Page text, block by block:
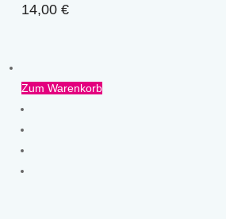
14,00€
Zum Warenkorb